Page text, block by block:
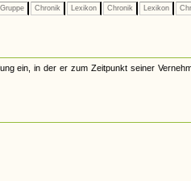
Gruppe Chronik Lexikon Chronik Lexikon
ein, in der er zum Zeitpunkt seiner